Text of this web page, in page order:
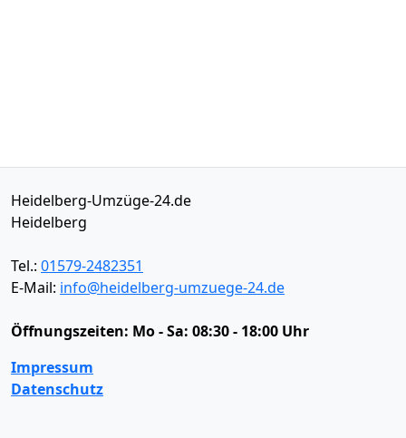
Heidelberg-Umzüge-24.de
Heidelberg
Tel.: 01579-2482351
E-Mail: info@heidelberg-umzuege-24.de
Öffnungszeiten: Mo - Sa: 08:30 - 18:00 Uhr
Impressum
Datenschutz